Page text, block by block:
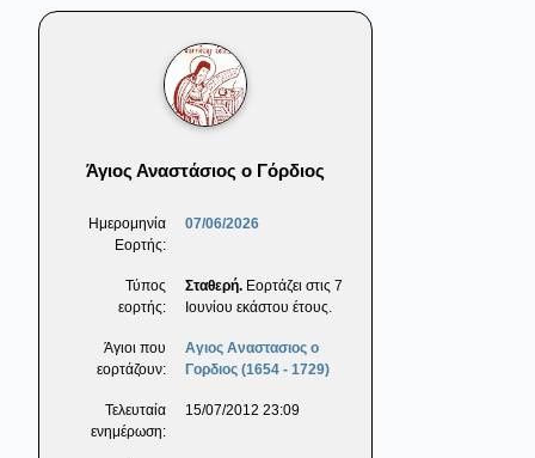
Άγιος Αναστάσιος ο Γόρδιος
Ημερομηνία
Εορτής:
07/06/2026
Τύπος
εορτής:
Σταθερή. Εορτάζει στις 7
Ιουνίου εκάστου έτους.
Άγιοι που
εορτάζουν:
Αγιος Αναστασιος ο
Γορδιος (1654 - 1729)
Τελευταία
ενημέρωση:
15/07/2012 23:09